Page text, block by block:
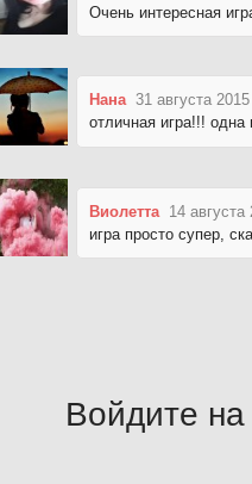
Очень интересная
Нана 31 августа
отличная игра!!!
Виолетта 14
игра просто супер,
Войдите на